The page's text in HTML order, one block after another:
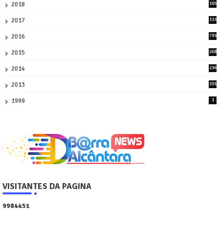
2018
105
2017
113
2016
793
2015
268
2014
236
2013
191
1999 1
VISITANTES DA PAGINA
9984451